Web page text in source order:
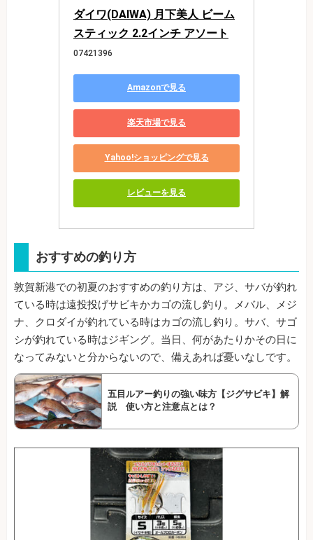
ダイワ(DAIWA) 月下美人 ビーム
スティック 2.2インチ アソート
07421396
Amazonで見る
楽天市場で見る
Yahoo!ショッピングで見る
レビューを見る
おすすめの釣り方
敦賀新港での初夏のおすすめの釣り方は、アジ、サバが釣れ
ている時は遠投投げサビキかカゴの流し釣り。メバル、メジ
ナ、クロダイが釣れている時はカゴの流し釣り。サバ、サゴ
シが釣れている時はジギング。当日、何があたりかその日に
なってみないと分からないので、備えあれば憂いなしです。
五目ルアー釣りの強い味方【ジグサビキ】解
説 使い方と注意点とは？